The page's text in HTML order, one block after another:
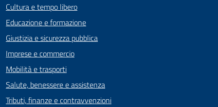
Cultura e tempo libero
Educazione e formazione
Giustizia e sicurezza pubblica
Imprese e commercio
Mobilità e trasporti
Salute, benessere e assistenza
Tributi, finanze e contravvenzioni